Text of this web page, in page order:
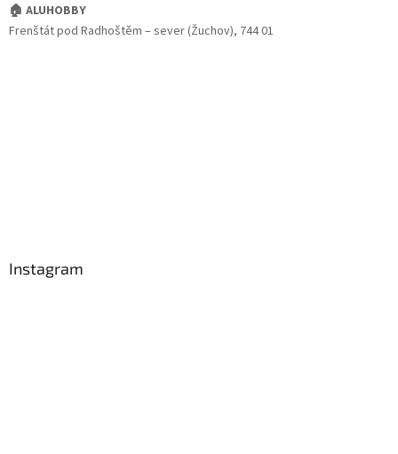
🏠 ALUHOBBY
Frenštát pod Radhoštěm – sever (Žuchov), 744 01
Instagram